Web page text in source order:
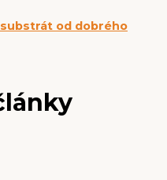
od dobrého